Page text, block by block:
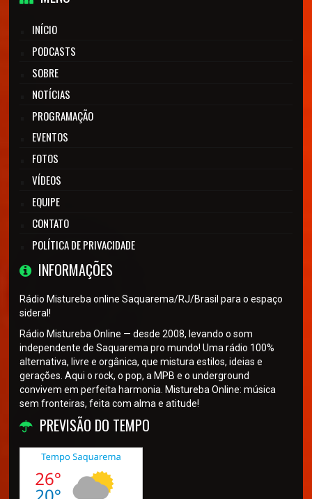
INÍCIO
PODCASTS
SOBRE
NOTÍCIAS
PROGRAMAÇÃO
EVENTOS
FOTOS
VÍDEOS
EQUIPE
CONTATO
POLÍTICA DE PRIVACIDADE
INFORMAÇÕES
Rádio Mistureba online Saquarema/RJ/Brasil para o espaço
sideral!
Rádio Mistureba Online — desde 2008, levando o som
independente de Saquarema pro mundo! Uma rádio 100%
alternativa, livre e orgânica, que mistura estilos, ideias e
gerações. Aqui o rock, o pop, a MPB e o underground
convivem em perfeita harmonia. Mistureba Online: música
sem fronteiras, feita com alma e atitude!
PREVISÃO DO TEMPO